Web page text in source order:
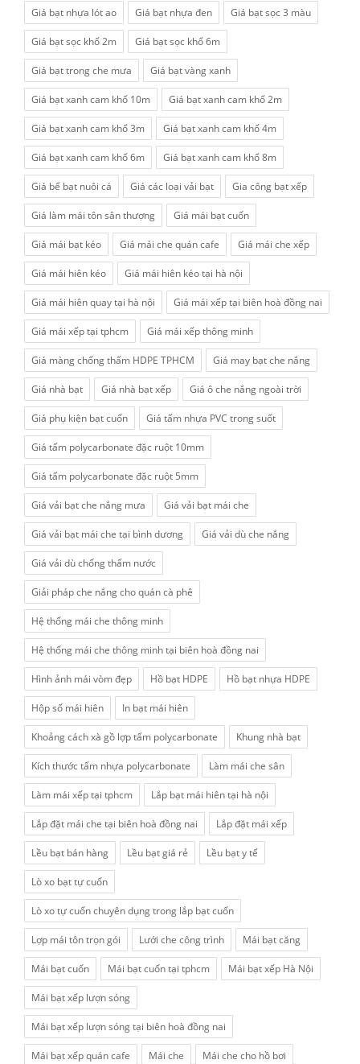
Giá bạt nhựa lót ao Giá bạt nhựa đen Giá bạt sọc 3 màu
Giá bạt sọc khổ 2m Giá bạt sọc khổ 6m
Giá bạt trong che mưa Giá bạt vàng xanh
Giá bạt xanh cam khổ 10m Giá bạt xanh cam khổ 2m
Giá bạt xanh cam khổ 3m Giá bạt xanh cam khổ 4m
Giá bạt xanh cam khổ 6m Giá bạt xanh cam khổ 8m
Giá bể bạt nuôi cá Giá các loại vải bạt Gia công bạt xếp
Giá làm mái tôn sân thượng Giá mái bạt cuốn
Giá mái bạt kéo Giá mái che quán cafe Giá mái che xếp
Giá mái hiên kéo Giá mái hiên kéo tại hà nội
Giá mái hiên quay tại hà nội Giá mái xếp tại biên hoà đồng nai
Giá mái xếp tại tphcm Giá mái xếp thông minh
Giá màng chống thấm HDPE TPHCM Giá may bạt che nắng
Giá nhà bạt Giá nhà bạt xếp Giá ô che nắng ngoài trời
Giá phụ kiện bạt cuốn Giá tấm nhựa PVC trong suốt
Giá tấm polycarbonate đặc ruột 10mm
Giá tấm polycarbonate đặc ruột 5mm
Giá vải bạt che nắng mưa Giá vải bạt mái che
Giá vải bạt mái che tại bình dương Giá vải dù che nắng
Giá vải dù chống thấm nước
Giải pháp che nắng cho quán cà phê
Hệ thống mái che thông minh
Hệ thống mái che thông minh tại biên hoà đồng nai
Hình ảnh mái vòm đẹp Hồ bạt HDPE Hồ bạt nhựa HDPE
Hộp số mái hiên In bạt mái hiên
Khoảng cách xà gồ lợp tấm polycarbonate Khung nhà bạt
Kích thước tấm nhựa polycarbonate Làm mái che sân
Làm mái xếp tại tphcm Lắp bạt mái hiên tại hà nội
Lắp đặt mái che tại biên hoà đồng nai Lắp đặt mái xếp
Lều bạt bán hàng Lều bạt giá rẻ Lều bạt y tế
Lò xo bạt tự cuốn
Lò xo tự cuốn chuyên dụng trong lắp bạt cuốn
Lợp mái tôn trọn gói Lưới che công trình Mái bạt căng
Mái bạt cuốn Mái bạt cuốn tại tphcm Mái bạt xếp Hà Nội
Mái bạt xếp lượn sóng
Mái bạt xếp lượn sóng tại biên hoà đồng nai
Mái bạt xếp quán cafe Mái che Mái che cho hồ bơi